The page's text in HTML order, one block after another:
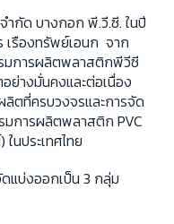
ำกัด บางกอก พี.วี.ซี. ในปี
รืองทรัพย์เอนก จาก
มการผลิตพลาสติกพีวีซี
ย่างมั่นคงและต่อเนื่อง
ตที่ครบวงจรและการจัด
มการผลิตพลาสติก PVC
นประเทศไทย
แบ่งออกเป็น 3 กลุ่ม